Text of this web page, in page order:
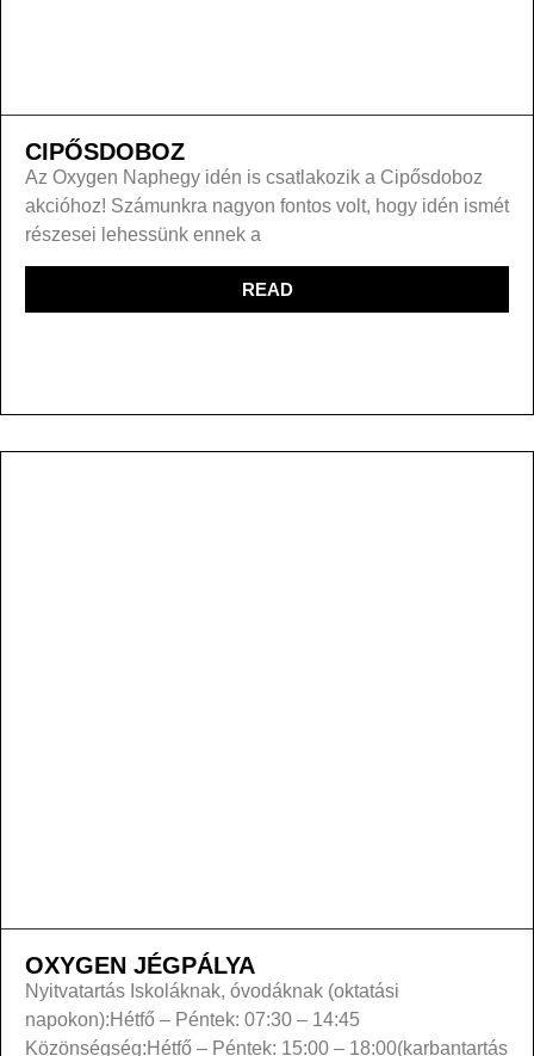
CIPŐSDOBOZ
Az Oxygen Naphegy idén is csatlakozik a Cipősdoboz
akcióhoz! Számunkra nagyon fontos volt, hogy idén ismét
részesei lehessünk ennek a
READ
OXYGEN JÉGPÁLYA
Nyitvatartás Iskoláknak, óvodáknak (oktatási
napokon):Hétfő – Péntek: 07:30 – 14:45
Közönségség:Hétfő – Péntek: 15:00 – 18:00(karbantartás